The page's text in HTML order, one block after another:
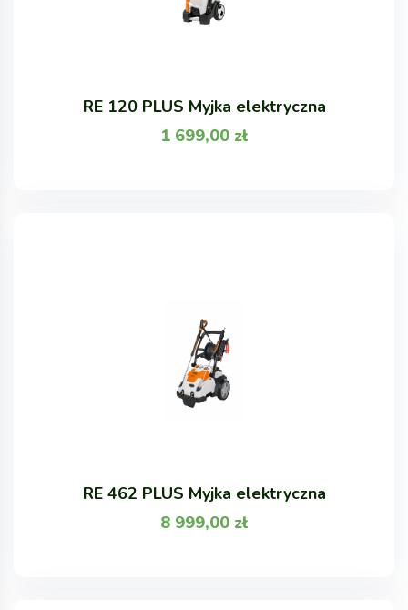
RE 120 PLUS Myjka elektryczna
1 699,00 zł
RE 462 PLUS Myjka elektryczna
8 999,00 zł